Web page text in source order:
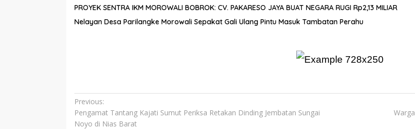
PROYEK SENTRA IKM MOROWALI BOBROK: CV. PAKARESO JAYA BUAT NEGARA RUGI Rp2,13 MILIAR
Nelayan Desa Parilangke Morowali Sepakat Gali Ulang Pintu Masuk Tambatan Perahu
Navigasi
pos
Previous:
Pengamat Tantang Kajati Sumut Periksa Retakan Dinding Jembatan Sungai
Noyo di Nias Barat